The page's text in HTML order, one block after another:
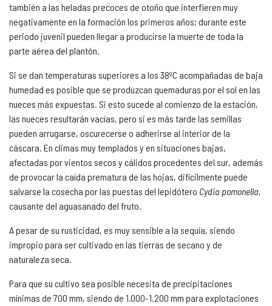
también a las heladas precoces de otoño que interfieren muy
negativamente en la formación los primeros años; durante este
periodo juvenil pueden llegar a producirse la muerte de toda la
parte aérea del plantón.
Si se dan temperaturas superiores a los 38ºC acompañadas de baja
humedad es posible que se produzcan quemaduras por el sol en las
nueces más expuestas. Si esto sucede al comienzo de la estación,
las nueces resultarán vacías, pero si es más tarde las semillas
pueden arrugarse, oscurecerse o adherirse al interior de la
cáscara. En climas muy templados y en situaciones bajas,
afectadas por vientos secos y cálidos procedentes del sur, además
de provocar la caída prematura de las hojas, difícilmente puede
salvarse la cosecha por las puestas del lepidótero Cydia pomonella,
causante del aguasanado del fruto.
A pesar de su rusticidad, es muy sensible a la sequía, siendo
impropio para ser cultivado en las tierras de secano y de
naturaleza seca.
Para que su cultivo sea posible necesita de precipitaciones
mínimas de 700 mm, siendo de 1.000-1.200 mm para explotaciones